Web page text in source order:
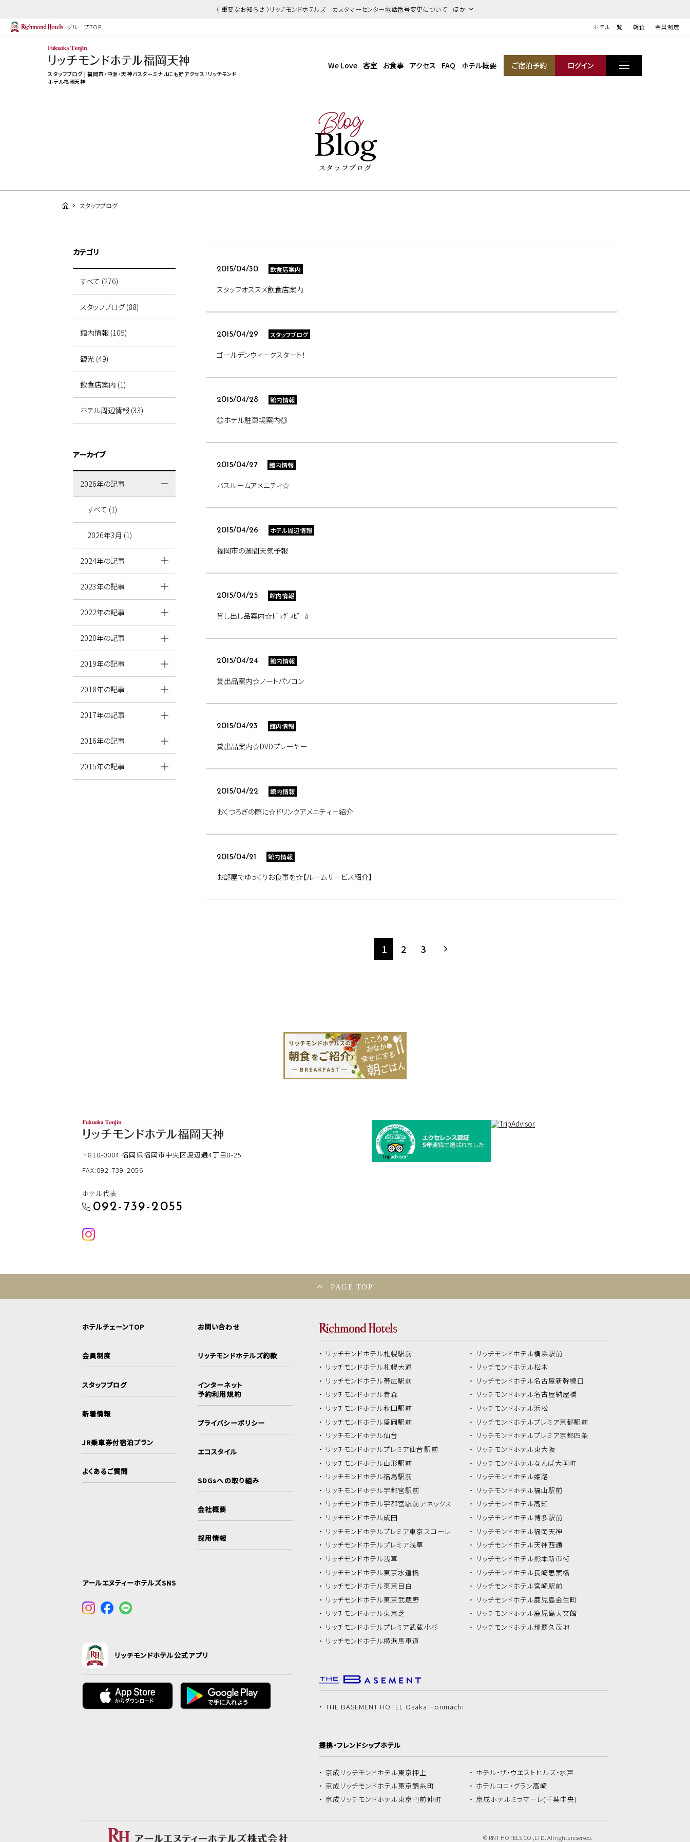
（ 重要なお知らせ ）リッチモンドホテルズ カスタマーセンター電話番号変更について ほか
グループTOP ホテル一覧 朝食 会員制度
スタッフブログ | 福岡市・中洲・天神バスターミナルにも好アクセス！リッチモンド
ホテル福岡天神
We Love 客室 お食事 アクセス FAQ ホテル概要 ご宿泊予約 ログイン
Blog
Blog
スタッフブログ
スタッフブログ
2015/04/30 飲食店案内
スタッフオススメ飲食店案内
2015/04/29 スタッフブログ
ゴールデンウィークスタート！
2015/04/28 館内情報
◎ホテル駐車場案内◎
2015/04/27 館内情報
バスルームアメニティ☆
2015/04/26 ホテル周辺情報
福岡市の週間天気予報
2015/04/25 館内情報
貸し出し品案内☆ﾄﾞｯｸﾞｽﾋﾟｰｶｰ
2015/04/24 館内情報
貸出品案内☆ノートパソコン
2015/04/23 館内情報
貸出品案内☆DVDプレーヤー
2015/04/22 館内情報
おくつろぎの際に☆ドリンクアメニティー紹介
2015/04/21 館内情報
お部屋でゆっくりお食事を☆【ルームサービス紹介】
1 2 3
カテゴリ
すべて (276)
スタッフブログ (88)
館内情報 (105)
観光 (49)
飲食店案内 (1)
ホテル周辺情報 (33)
アーカイブ
2026年の記事
すべて (1)
2026年3月 (1)
2024年の記事
2023年の記事
2022年の記事
2020年の記事
2019年の記事
2018年の記事
2017年の記事
2016年の記事
2015年の記事
〒810-0004福岡県福岡市中央区渡辺通4丁目8-25
FAX:092-739-2056
ホテル代表
092-739-2055
PAGE TOP
ホテルチェーンTOP
会員制度
スタッフブログ
新着情報
JR乗車券付宿泊プラン
よくあるご質問
お問い合わせ
リッチモンドホテルズ約款
インターネット
予約利用規約
プライバシーポリシー
エコスタイル
SDGsへの取り組み
会社概要
採用情報
アールエヌティーホテルズSNS
リッチモンドホテル公式アプリ
リッチモンドホテル札幌駅前
リッチモンドホテル札幌大通
リッチモンドホテル帯広駅前
リッチモンドホテル青森
リッチモンドホテル秋田駅前
リッチモンドホテル盛岡駅前
リッチモンドホテル仙台
リッチモンドホテルプレミア仙台駅前
リッチモンドホテル山形駅前
リッチモンドホテル福島駅前
リッチモンドホテル宇都宮駅前
リッチモンドホテル宇都宮駅前アネックス
リッチモンドホテル成田
リッチモンドホテルプレミア東京スコーレ
リッチモンドホテルプレミア浅草
リッチモンドホテル浅草
リッチモンドホテル東京水道橋
リッチモンドホテル東京目白
リッチモンドホテル東京武蔵野
リッチモンドホテル東京芝
リッチモンドホテルプレミア武蔵小杉
リッチモンドホテル横浜馬車道
リッチモンドホテル横浜駅前
リッチモンドホテル松本
リッチモンドホテル名古屋新幹線口
リッチモンドホテル名古屋納屋橋
リッチモンドホテル浜松
リッチモンドホテルプレミア京都駅前
リッチモンドホテルプレミア京都四条
リッチモンドホテル東大阪
リッチモンドホテルなんば大国町
リッチモンドホテル姫路
リッチモンドホテル福山駅前
リッチモンドホテル高知
リッチモンドホテル博多駅前
リッチモンドホテル福岡天神
リッチモンドホテル天神西通
リッチモンドホテル熊本新市街
リッチモンドホテル長崎思案橋
リッチモンドホテル宮崎駅前
リッチモンドホテル鹿児島金生町
リッチモンドホテル鹿児島天文館
リッチモンドホテル那覇久茂地
THE BASEMENT HOTEL Osaka Honmachi
提携・フレンドシップホテル
京成リッチモンドホテル東京押上 ホテル・ザ・ ウエストヒルズ・水戸
京成リッチモンドホテル東京錦糸町 ホテルココ・グラン高崎
京成リッチモンドホテル東京門前仲町 京成ホテルミラマーレ(千葉中央)
© RNT HOTELS CO.,LTD. All rights reserved.